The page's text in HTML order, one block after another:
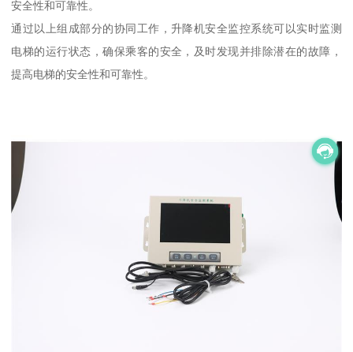
安全性和可靠性。
通过以上组成部分的协同工作，升降机安全监控系统可以实时监测
电梯的运行状态，确保乘客的安全，及时发现并排除潜在的故障，
提高电梯的安全性和可靠性。